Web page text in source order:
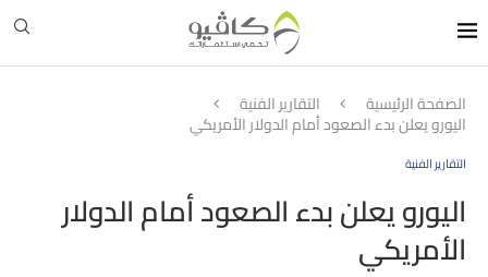
الصفحة الرئيسية التقارير الفنية
اليورو يعلن بدء الصعود أمام الدولار الأمريكي
التقارير الفنية
اليورو يعلن بدء الصعود أمام الدولار
الأمريكي